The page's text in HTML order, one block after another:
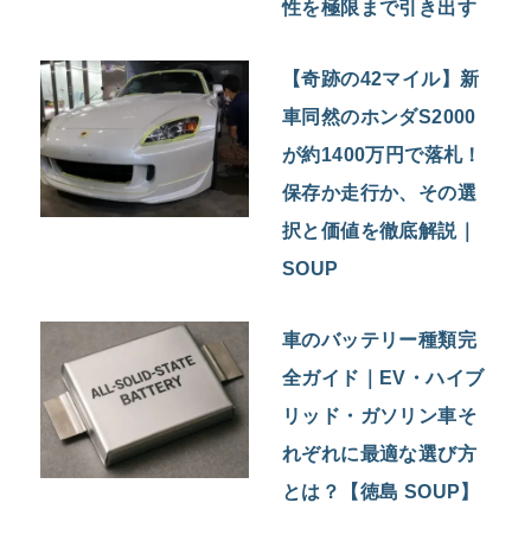
性を極限まで引き出す
【奇跡の42マイル】新
車同然のホンダS2000
が約1400万円で落札！
保存か走行か、その選
択と価値を徹底解説｜
SOUP
車のバッテリー種類完
全ガイド｜EV・ハイブ
リッド・ガソリン車そ
れぞれに最適な選び方
とは？【徳島 SOUP】